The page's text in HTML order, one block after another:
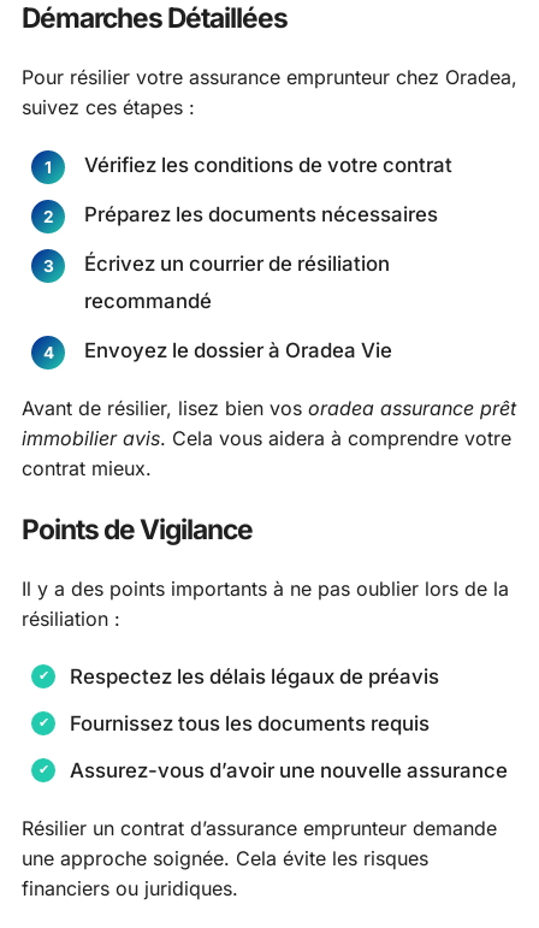
Démarches Détaillées
Pour résilier votre assurance emprunteur chez Oradea,
suivez ces étapes :
Vérifiez les conditions de votre contrat
Préparez les documents nécessaires
Écrivez un courrier de résiliation
recommandé
Envoyez le dossier à Oradea Vie
Avant de résilier, lisez bien vos oradea assurance prêt
immobilier avis. Cela vous aidera à comprendre votre
contrat mieux.
Points de Vigilance
Il y a des points importants à ne pas oublier lors de la
résiliation :
Respectez les délais légaux de préavis
Fournissez tous les documents requis
Assurez-vous d’avoir une nouvelle assurance
Résilier un contrat d’assurance emprunteur demande
une approche soignée. Cela évite les risques
financiers ou juridiques.